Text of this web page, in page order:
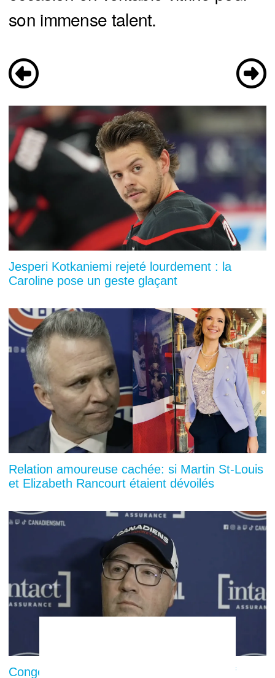
son immense talent.
Jesperi Kotkaniemi rejeté lourdement : la
Caroline pose un geste glaçant
Relation amoureuse cachée: si Martin St-Louis
et Elizabeth Rancourt étaient dévoilés
Congédiement de Stéphane Robidas: Jeff